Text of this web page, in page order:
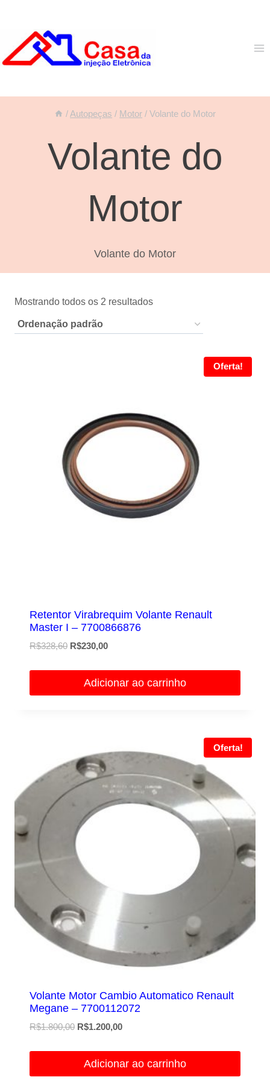
Conteúdo
/Autopeças / Motor / Volante do Motor
Volante do
Motor
Volante do Motor
Mostrando todos os 2 resultados
Oferta!
Retentor Virabrequim Volante Renault
Master I – 7700866876
R$328,60 O
era:
R$230,00O
é:
Adicionar ao carrinho
Oferta!
Volante Motor Cambio Automatico Renault
Megane – 7700112072
R$1.800,00 O
era:
R$1.200,00O
é:
Adicionar ao carrinho